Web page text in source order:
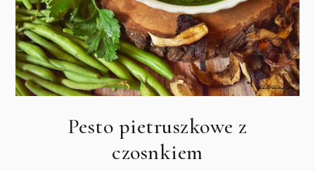
Pesto pietruszkowe z
czosnkiem